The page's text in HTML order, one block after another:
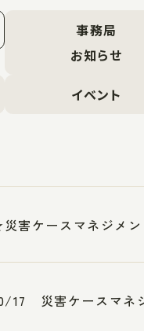
事務局
お知らせ
イベント
害ケースマネジメン
17 災害ケースマネ